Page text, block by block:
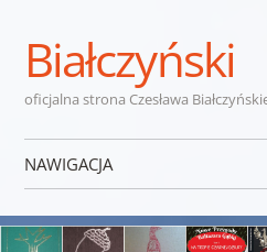
Białczyński
oficjalna strona Czesława
NAWIGACJA